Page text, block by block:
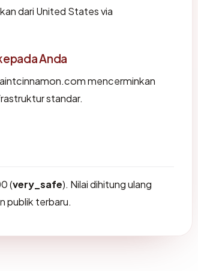
dari United States via
Anda
mencerminkan
standar.
(very_safe). Nilai dihitung ulang
publik terbaru.